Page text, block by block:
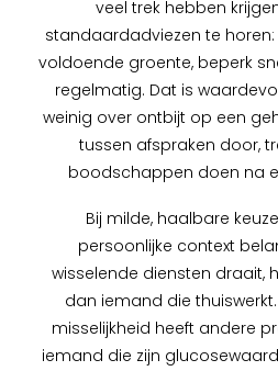
veel trek hebben
standaardadviezen te
voldoende groente, beperk
regelmatig. Dat is
weinig over ontbijt op een
tussen afspraken door,
boodschappen doen na
Bij milde, haalbare
persoonlijke context
wisselende diensten draait,
dan iemand die
misselijkheid heeft andere
iemand die zijn